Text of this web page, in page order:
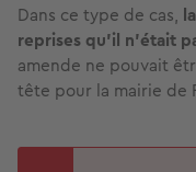
Dans ce type de cas,
reprises qu'il n’était
amende ne pouvait
tête pour la mairie de